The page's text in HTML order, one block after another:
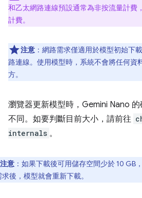
和乙太網路連線預設通常為非按流量計費
計費。
注意 ：網路需求僅適用於模型初始下
路連線。使用模型時，系統不會將任何資
方。
瀏覽器更新模型時，Gemini Nano
不同。如要判斷目前大小，請前往
internals 。
注意 ：如果下載後可用儲存空間少於 10 GB
後，模型就會重新下載。